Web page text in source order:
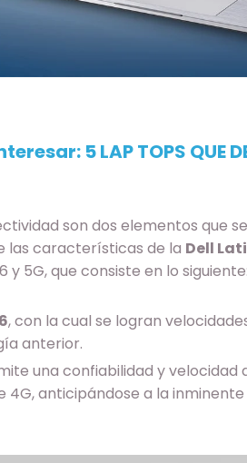
5 LAP TOPS QUE
son dos elementos que
las características de la Dell
y 5G, que consiste en lo siguiente:
, con la cual se logran
anterior.
una confiabilidad y velocidad
4G, anticipándose a la